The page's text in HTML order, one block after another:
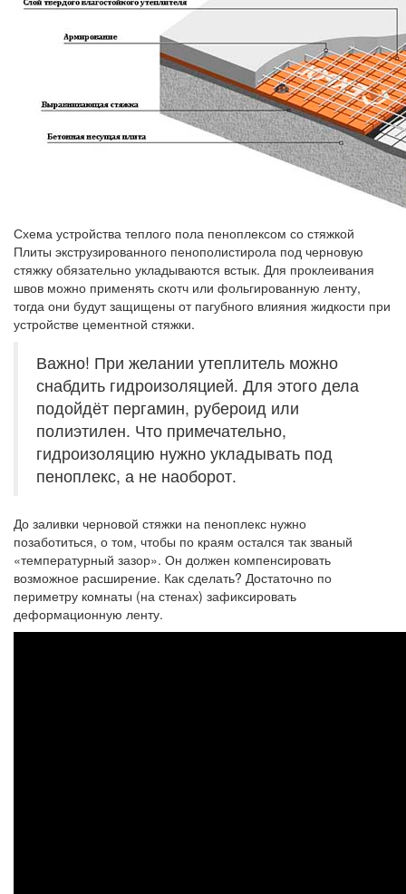
Схема устройства теплого пола пеноплексом со стяжкой
Плиты экструзированного пенополистирола под черновую
стяжку обязательно укладываются встык. Для проклеивания
швов можно применять скотч или фольгированную ленту,
тогда они будут защищены от пагубного влияния жидкости при
устройстве цементной стяжки.
Важно! При желании утеплитель можно
снабдить гидроизоляцией. Для этого дела
подойдёт пергамин, рубероид или
полиэтилен. Что примечательно,
гидроизоляцию нужно укладывать под
пеноплекс, а не наоборот.
До заливки черновой стяжки на пеноплекс нужно
позаботиться, о том, чтобы по краям остался так званый
«температурный зазор». Он должен компенсировать
возможное расширение. Как сделать? Достаточно по
периметру комнаты (на стенах) зафиксировать
деформационную ленту.